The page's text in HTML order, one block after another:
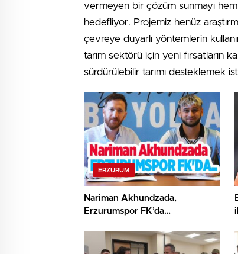
vermeyen bir çözüm sunmayı hem
hedefliyor. Projemiz henüz
çevreye duyarlı yöntemlerin
tarım sektörü için yeni fırsatların
sürdürülebilir tarımı desteklemek
ERZURUM
Nariman Akhundzada,
Erzurumspor FK’da…